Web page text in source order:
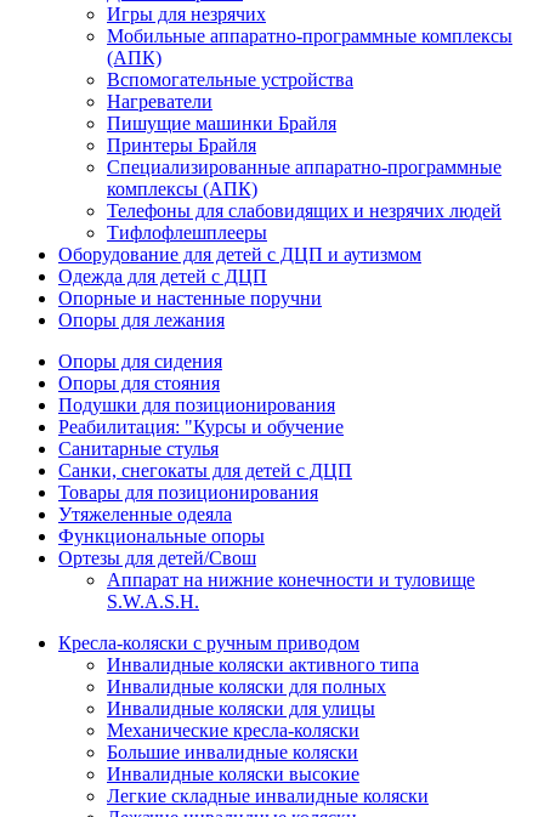
Игры для незрячих
Мобильные аппаратно-программные комплексы
(АПК)
Вспомогательные устройства
Нагреватели
Пишущие машинки Брайля
Принтеры Брайля
Специализированные аппаратно-программные
комплексы (АПК)
Телефоны для слабовидящих и незрячих людей
Тифлофлешплееры
Оборудование для детей с ДЦП и аутизмом
Одежда для детей с ДЦП
Опорные и настенные поручни
Опоры для лежания
Опоры для сидения
Опоры для стояния
Подушки для позиционирования
Реабилитация: "Курсы и обучение
Санитарные стулья
Санки, снегокаты для детей с ДЦП
Товары для позиционирования
Утяжеленные одеяла
Функциональные опоры
Ортезы для детей/Свош
Аппарат на нижние конечности и туловище
S.W.A.S.H.
Кресла-коляски с ручным приводом
Инвалидные коляски активного типа
Инвалидные коляски для полных
Инвалидные коляски для улицы
Механические кресла-коляски
Большие инвалидные коляски
Инвалидные коляски высокие
Легкие складные инвалидные коляски